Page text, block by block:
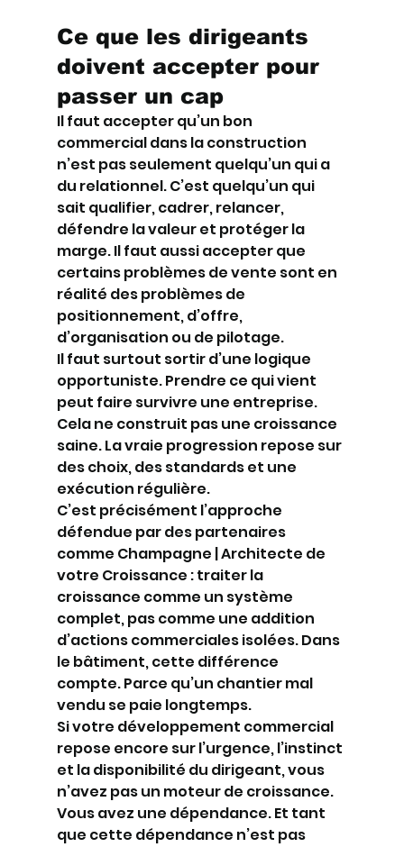
Ce que les dirigeants
doivent accepter pour
passer un cap
Il faut accepter qu’un bon
commercial dans la construction
n’est pas seulement quelqu’un qui a
du relationnel. C’est quelqu’un qui
sait qualifier, cadrer, relancer,
défendre la valeur et protéger la
marge. Il faut aussi accepter que
certains problèmes de vente sont en
réalité des problèmes de
positionnement, d’offre,
d’organisation ou de pilotage.
Il faut surtout sortir d’une logique
opportuniste. Prendre ce qui vient
peut faire survivre une entreprise.
Cela ne construit pas une croissance
saine. La vraie progression repose sur
des choix, des standards et une
exécution régulière.
C’est précisément l’approche
défendue par des partenaires
comme Champagne | Architecte de
votre Croissance : traiter la
croissance comme un système
complet, pas comme une addition
d’actions commerciales isolées. Dans
le bâtiment, cette différence
compte. Parce qu’un chantier mal
vendu se paie longtemps.
Si votre développement commercial
repose encore sur l’urgence, l’instinct
et la disponibilité du dirigeant, vous
n’avez pas un moteur de croissance.
Vous avez une dépendance. Et tant
que cette dépendance n’est pas